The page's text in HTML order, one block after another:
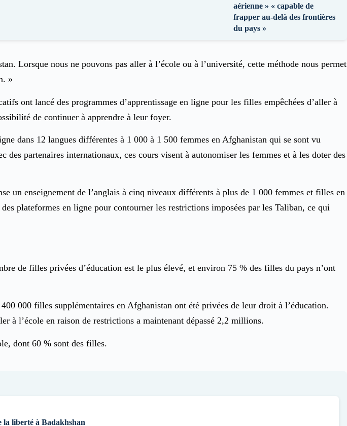
aérienne » « capable de
frapper au-delà des frontières
du pays »
Lorsque nous ne pouvons pas aller à l’école ou à l’université, cette méthode nous permet
»
ont lancé des programmes d’apprentissage en ligne pour les filles empêchées d’aller à
de continuer à apprendre à leur foyer.
dans 12 langues différentes à 1 000 à 1 500 femmes en Afghanistan qui se sont vu
partenaires internationaux, ces cours visent à autonomiser les femmes et à les doter des
un enseignement de l’anglais à cinq niveaux différents à plus de 1 000 femmes et filles en
plateformes en ligne pour contourner les restrictions imposées par les Taliban, ce qui
de filles privées d’éducation est le plus élevé, et environ 75 % des filles du pays n’ont
000 filles supplémentaires en Afghanistan ont été privées de leur droit à l’éducation.
à l’école en raison de restrictions a maintenant dépassé 2,2 millions.
dont 60 % sont des filles.
la liberté à Badakhshan